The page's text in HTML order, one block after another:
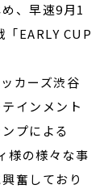
、早速9月1
EARLY CUP
カーズ渋谷
インメント
プによる
様の様々な事
奮しており